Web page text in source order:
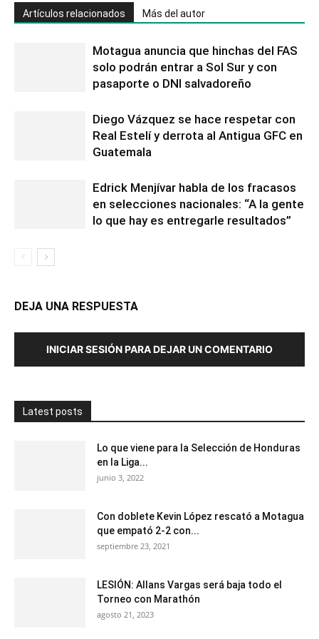
Artículos relacionados Más del autor
Motagua anuncia que hinchas del FAS
solo podrán entrar a Sol Sur y con
pasaporte o DNI salvadoreño
Diego Vázquez se hace respetar con
Real Estelí y derrota al Antigua GFC en
Guatemala
Edrick Menjívar habla de los fracasos
en selecciones nacionales: “A la gente
lo que hay es entregarle resultados”
DEJA UNA RESPUESTA
INICIAR SESIÓN PARA DEJAR UN COMENTARIO
Latest posts
Lo que viene para la Selección de Honduras
en la Liga...
junio 3, 2022
Con doblete Kevin López rescató a Motagua
que empató 2-2 con...
septiembre 23, 2021
LESIÓN: Allans Vargas será baja todo el
Torneo con Marathón
agosto 21, 2023